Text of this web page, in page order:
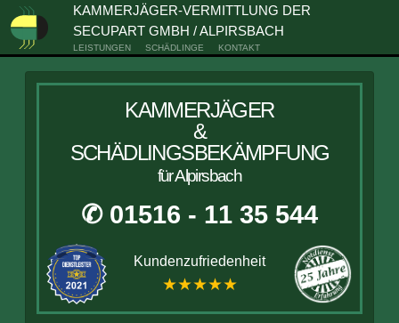
KAMMERJÄGER-VERMITTLUNG DER
SECUPART GMBH / ALPIRSBACH
LEISTUNGEN SCHÄDLINGE KONTAKT
KAMMERJÄGER
&
SCHÄDLINGSBEKÄMPFUNG
für Alpirsbach
✆ 01516 - 11 35 544
Kundenzufriedenheit
★★★★★